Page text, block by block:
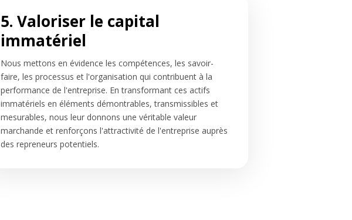
5. Valoriser le capital
immatériel
Nous mettons en évidence les compétences, les savoir-
faire, les processus et l'organisation qui contribuent à la
performance de l'entreprise. En transformant ces actifs
immatériels en éléments démontrables, transmissibles et
mesurables, nous leur donnons une véritable valeur
marchande et renforçons l'attractivité de l'entreprise auprès
des repreneurs potentiels.